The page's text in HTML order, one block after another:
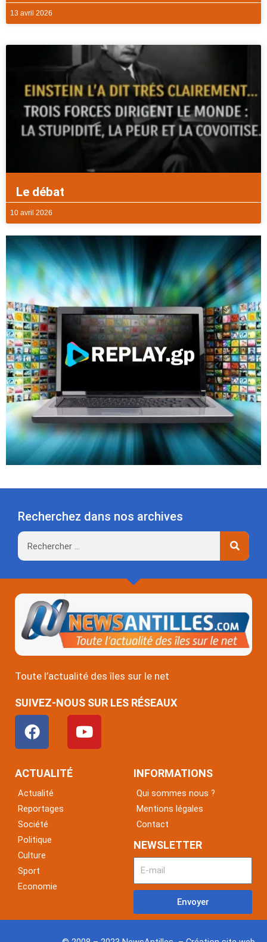
13 avril 2026
Le débat
10 avril 2026
Recherchez dans nos archives
Rechercher
Toute l’actualité des îles sur le net
SUIVEZ-NOUS SUR LES RÉSEAUX
F
a
c
e
o
o
k
Y
o
u
ACTUALITÉ
Actualité
Reportages
Société
Politique
Culture
Sport
Economie
INFORMATIONS
Qui sommes nous ?
Mentions légales
Contact
NEWSLETTER
Envoyer